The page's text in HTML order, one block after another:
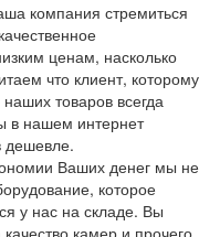
компания стремиться
ценам, насколько
что клиент, которому
товаров всегда
в нашем интернет
дешевле.
Ваших денег мы не
которое
у нас на складе. Вы